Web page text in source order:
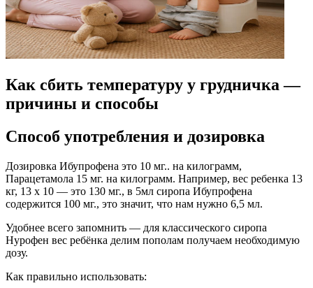
Как сбить температуру у грудничка —
причины и способы
Способ употребления и дозировка
Дозировка Ибупрофена это 10 мг.. на килограмм,
Парацетамола 15 мг. на килограмм. Например, вес ребенка 13
кг, 13 х 10 — это 130 мг., в 5мл сиропа Ибупрофена
содержится 100 мг., это значит, что нам нужно 6,5 мл.
Удобнее всего запомнить — для классического сиропа
Нурофен вес ребёнка делим пополам получаем необходимую
дозу.
Как правильно использовать: